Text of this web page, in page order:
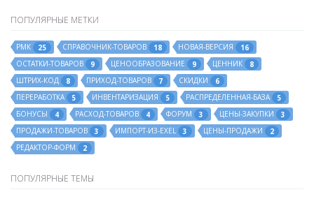
ПОПУЛЯРНЫЕ МЕТКИ
РМК 25 СПРАВОЧНИК-ТОВАРОВ 18 НОВАЯ-ВЕРСИЯ
16
ОСТАТКИ-ТОВАРОВ
9 ЦЕНООБРАЗОВАНИЕ 9 ЦЕННИК
8
ШТРИХ-КОД
8 ПРИХОД-ТОВАРОВ 7 СКИДКИ
6
ПЕРЕРАБОТКА
5 ИНВЕНТАРИЗАЦИЯ 5 РАСПРЕДЕЛЕННАЯ-БАЗА
5
БОНУСЫ
4 РАСХОД-ТОВАРОВ 4 ФОРУМ 3 ЦЕНЫ-ЗАКУПКИ
3
ПРОДАЖИ-ТОВАРОВ
3 ИМПОРТ-ИЗ-EXEL 3 ЦЕНЫ-ПРОДАЖИ
2
РЕДАКТОР-ФОРМ
2
ПОПУЛЯРНЫЕ ТЕМЫ